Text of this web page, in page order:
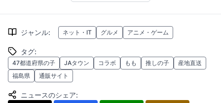
ジャンル: ネット・IT グルメ アニメ・ゲーム
タグ:
47都道府県の子 JAタウン コラボ もも 推しの子
産地直送
福島県
通販サイト
ニュースのシェア: